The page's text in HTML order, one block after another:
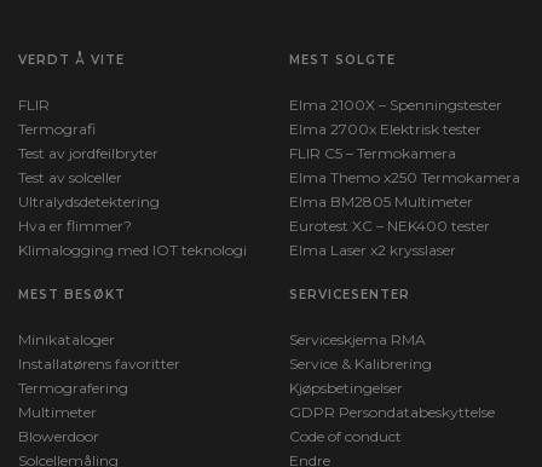
VERDT Å VITE
FLIR
Termografi
Test av jordfeilbryter
Test av solceller
Ultralydsdetektering
Hva er flimmer?
Klimalogging med IOT teknologi
MEST SOLGTE
Elma 2100X – Spenningstester
Elma 2700x Elektrisk tester
FLIR C5 – Termokamera
Elma Themo x250 Termokamera
Elma BM2805 Multimeter
Eurotest XC – NEK400 tester
Elma Laser x2 krysslaser
MEST BESØKT
Minikataloger
Installatørens favoritter
Termografering
Multimeter
Blowerdoor
Solcellemåling
SERVICESENTER
Serviceskjema RMA
Service & Kalibrering
Kjøpsbetingelser
GDPR Persondatabeskyttelse
Code of conduct
Endre